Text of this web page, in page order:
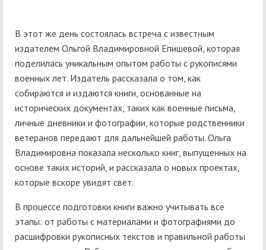
В этот же день состоялась встреча с известным
издателем Ольгой Владимировной Епишевой, которая
поделилась уникальным опытом работы с рукописями
военных лет. Издатель рассказала о том, как
собираются и издаются книги, основанные на
исторических документах, таких как военные письма,
личные дневники и фотографии, которые родственники
ветеранов передают для дальнейшей работы. Ольга
Владимировна показала несколько книг, выпущенных на
основе таких историй, и рассказала о новых проектах,
которые вскоре увидят свет.
В процессе подготовки книги важно учитывать все
этапы: от работы с материалами и фотографиями до
расшифровки рукописных текстов и правильной работы